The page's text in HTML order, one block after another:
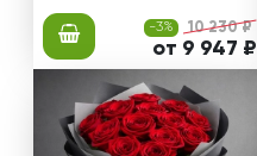
-3% 10 230 ₽
от 9 947 ₽